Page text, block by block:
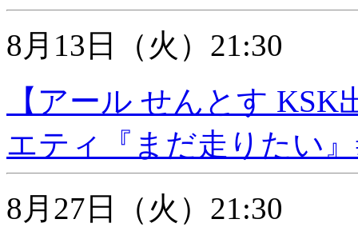
8月13日（火）21:30
【アール せんとす
エティ『まだ走りたい
8月27日（火）21:30